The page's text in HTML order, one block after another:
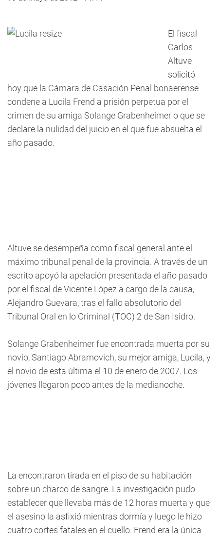
El fiscal
Carlos
Altuve
solicitó
hoy que la Cámara de Casación Penal bonaerense
condene a Lucila Frend a prisión perpetua por el
crimen de su amiga Solange Grabenheimer o que se
declare la nulidad del juicio en el que fue absuelta el
año pasado.
Altuve se desempeña como fiscal general ante el
máximo tribunal penal de la provincia. A través de un
escrito apoyó la apelación presentada el año pasado
por el fiscal de Vicente López a cargo de la causa,
Alejandro Guevara, tras el fallo absolutorio del
Tribunal Oral en lo Criminal (TOC) 2 de San Isidro.
Solange Grabenheimer fue encontrada muerta por su
novio, Santiago Abramovich, su mejor amiga, Lucila, y
el novio de esta última el 10 de enero de 2007. Los
jóvenes llegaron poco antes de la medianoche.
La encontraron tirada en el piso de su habitación
sobre un charco de sangre. La investigación pudo
establecer que llevaba más de 12 horas muerta y que
el asesino la asfixió mientras dormía y luego le hizo
cuatro cortes fatales en el cuello. Frend era la única